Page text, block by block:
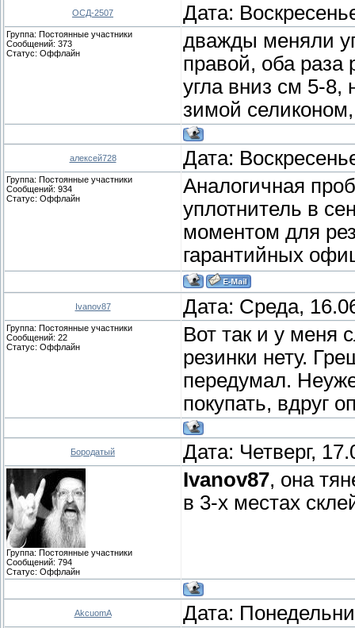
ОСД-2507 Дата:
Группа: Постоянные участники
Сообщений: 373
Статус: Оффлайн
дважды меняли
правой, оба раза
угла вниз см 5-8,
зимой
алексей728 Дата:
Группа: Постоянные участники
Сообщений: 934
Статус: Оффлайн
Аналогичная
уплотнитель в
моментом для
гарантийных
Ivanov87 Дата: Среда,
Группа: Постоянные участники
Сообщений: 22
Статус: Оффлайн
Вот так и у меня
резинки нету.
передумал.
покупать, вдруг
Бородатый Дата: Четверг,
Группа: Постоянные участники
Сообщений: 794
Статус: Оффлайн
Ivanov87, она
в 3-х местах
AkcuomA Дата: